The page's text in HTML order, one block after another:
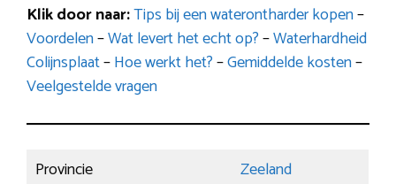
Klik door naar:Tips bij een waterontharder kopen–
Voordelen–Wat levert het echt op?–Waterhardheid
Colijnsplaat–Hoe werkt het?–Gemiddelde kosten–
Veelgestelde vragen
Provincie
Zeeland